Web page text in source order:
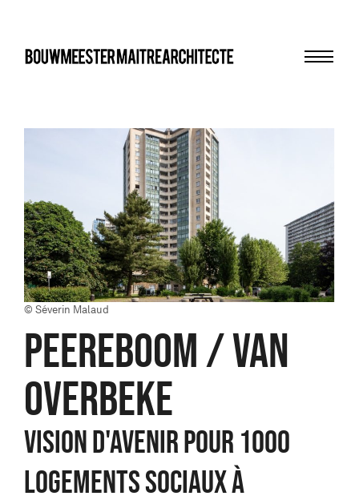
bma
© Séverin Malaud
PEEREBOOM / VAN
OVERBEKE
VISION D'AVENIR POUR 1000
LOGEMENTS SOCIAUX À